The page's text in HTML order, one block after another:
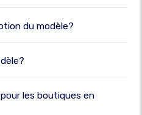
du modèle?
les boutiques en